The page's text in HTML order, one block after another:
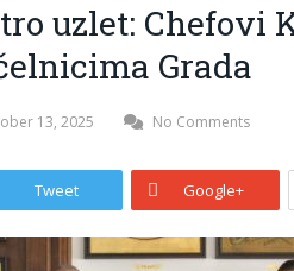
uzlet: Chefovi
Grada
13, 2025 No Comments
Tweet Google+